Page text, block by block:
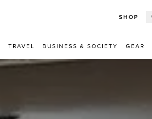
SHOP
TRAVEL BUSINESS & SOCIETY GEAR